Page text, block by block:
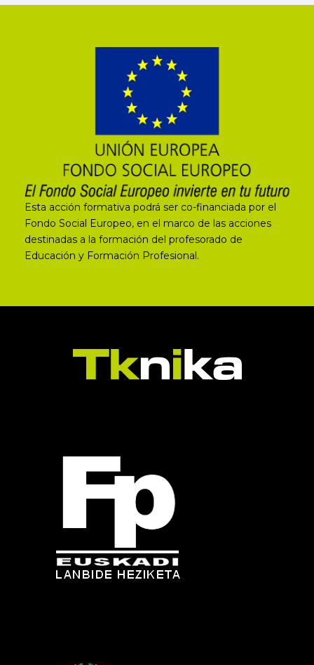
Esta acción formativa podrá ser co-financiada por el
Fondo Social Europeo, en el marco de las acciones
destinadas a la formación del profesorado de
Educación y Formación Profesional.